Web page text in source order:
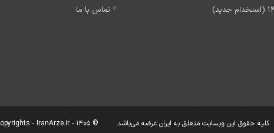
تماس با ما
کلیه حقوق این وبسایت متعلق به ایران عرضه می‌باشد. © Copyrights - IranArze.ir - 1405